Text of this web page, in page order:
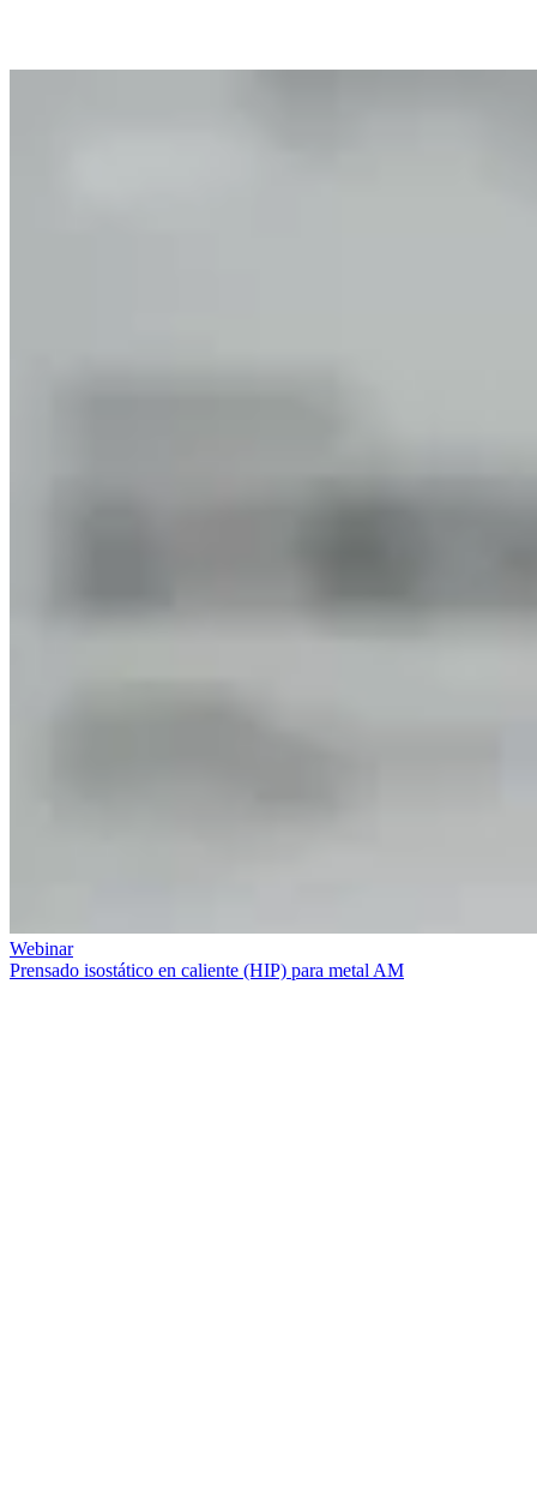
Webinar
Prensado isostático en caliente (HIP) para metal AM